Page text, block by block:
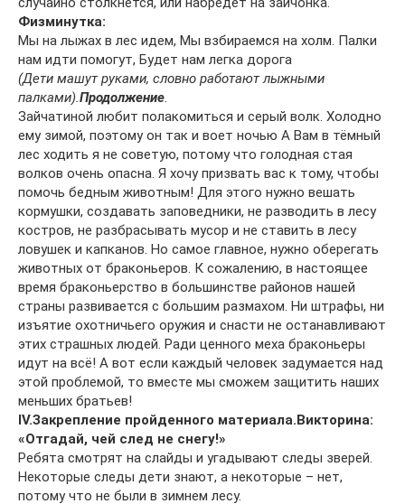
Физминутка:
Мы на лыжах в лес идем, Мы взбираемся на холм. Палки
нам идти помогут, Будет нам легка дорога
(Дети машут руками, словно работают лыжными
палками).Продолжение.
Зайчатиной любит полакомиться и серый волк. Холодно
ему зимой, поэтому он так и воет ночью А Вам в тёмный
лес ходить я не советую, потому что голодная стая
волков очень опасна. Я хочу призвать вас к тому, чтобы
помочь бедным животным! Для этого нужно вешать
кормушки, создавать заповедники, не разводить в лесу
костров, не разбрасывать мусор и не ставить в лесу
ловушек и капканов. Но самое главное, нужно оберегать
животных от браконьеров. К сожалению, в настоящее
время браконьерство в большинстве районов нашей
страны развивается с большим размахом. Ни штрафы, ни
изъятие охотничьего оружия и снасти не останавливают
этих страшных людей. Ради ценного меха браконьеры
идут на всё! А вот если каждый человек задумается над
этой проблемой, то вместе мы сможем защитить наших
меньших братьев!
IV.Закрепление пройденного материала.Викторина:
«Отгадай, чей след не снегу!»
Ребята смотрят на слайды и угадывают следы зверей.
Некоторые следы дети знают, а некоторые – нет,
потому что не были в зимнем лесу.